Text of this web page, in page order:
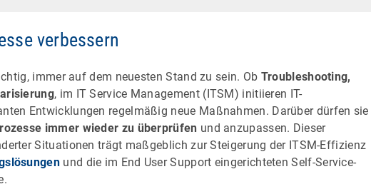
verbessern
immer auf dem neuesten Stand zu sein. Ob Troubleshooting,
, im IT Service Management (ITSM) initiieren IT-
Entwicklungen regelmäßig neue Maßnahmen. Darüber dürfen sie
immer wieder zu überprüfen und anzupassen. Dieser
Situationen trägt maßgeblich zur Steigerung der ITSM-Effizienz
und die im End User Support eingerichteten Self-Service-